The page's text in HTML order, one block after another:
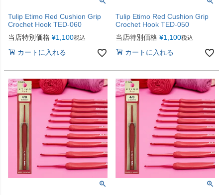
Tulip Etimo Red Cushion Grip
Crochet Hook TED-060
当店特別価格 ¥1,100税込
カートに入れる
Tulip Etimo Red Cushion Grip
Crochet Hook TED-050
当店特別価格 ¥1,100税込
カートに入れる